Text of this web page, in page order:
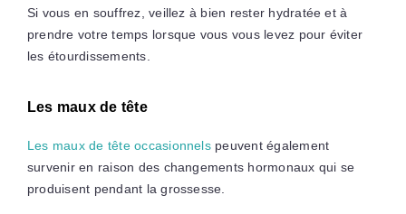
Si vous en souffrez, veillez à bien rester hydratée et à
prendre votre temps lorsque vous vous levez pour éviter
les étourdissements.
Les maux de tête
Les maux de tête occasionnelspeuvent également
survenir en raison des changements hormonaux qui se
produisent pendant la grossesse.